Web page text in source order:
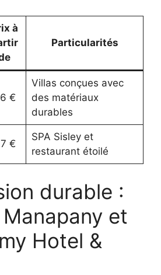
à
Particularités
€
Villas conçues avec
des matériaux
durables
€
SPA Sisley et
restaurant étoilé
durable :
et
Hotel &